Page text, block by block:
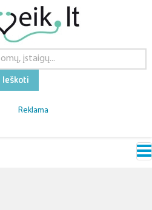
Ieškoti
Reklama